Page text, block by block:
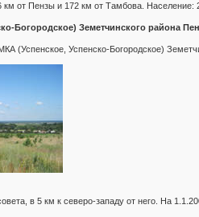
км от Пензы и 172 км от Тамбова. Население:
Богородское) Земетчинского района
(Успенское, Успенско-Богородское)
в 5 км к северо-западу от него. На